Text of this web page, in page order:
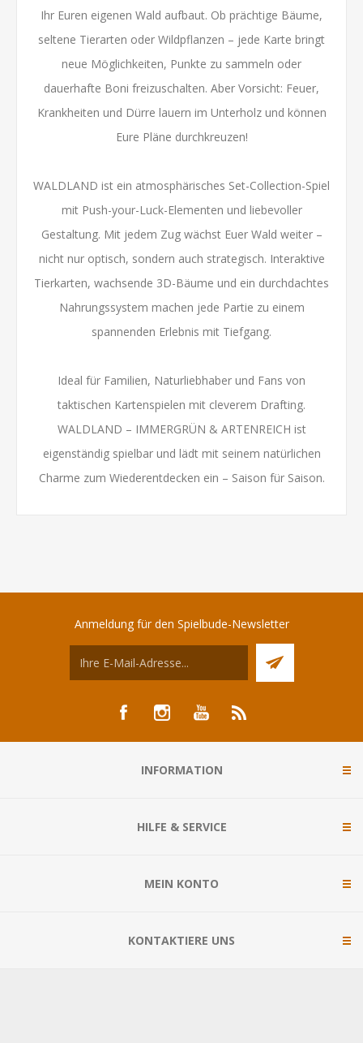
Ihr Euren eigenen Wald aufbaut. Ob prächtige Bäume,
seltene Tierarten oder Wildpflanzen – jede Karte bringt
neue Möglichkeiten, Punkte zu sammeln oder
dauerhafte Boni freizuschalten. Aber Vorsicht: Feuer,
Krankheiten und Dürre lauern im Unterholz und können
Eure Pläne durchkreuzen!
WALDLAND ist ein atmosphärisches Set-Collection-Spiel
mit Push-your-Luck-Elementen und liebevoller
Gestaltung. Mit jedem Zug wächst Euer Wald weiter –
nicht nur optisch, sondern auch strategisch. Interaktive
Tierkarten, wachsende 3D-Bäume und ein durchdachtes
Nahrungssystem machen jede Partie zu einem
spannenden Erlebnis mit Tiefgang.
Ideal für Familien, Naturliebhaber und Fans von
taktischen Kartenspielen mit cleverem Drafting.
WALDLAND – IMMERGRÜN & ARTENREICH ist
eigenständig spielbar und lädt mit seinem natürlichen
Charme zum Wiederentdecken ein – Saison für Saison.
Anmeldung für den Spielbude-Newsletter
INFORMATION
HILFE & SERVICE
MEIN KONTO
KONTAKTIERE UNS